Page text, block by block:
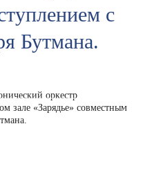
с
Бутмана.